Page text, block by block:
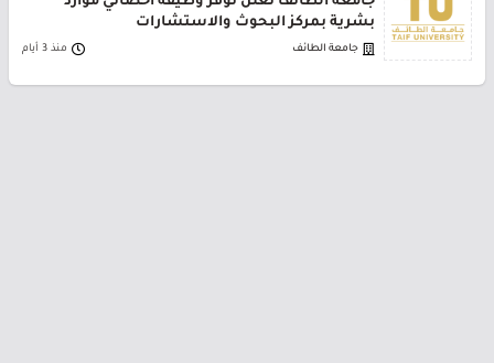
بشرية بمركز البحوث والاستشارات
جامعة الطائف منذ 3 أيام